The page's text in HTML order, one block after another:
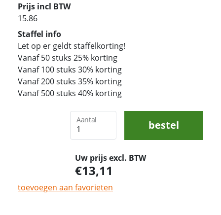
Prijs incl BTW
15.86
Staffel info
Let op er geldt staffelkorting!
Vanaf 50 stuks 25% korting
Vanaf 100 stuks 30% korting
Vanaf 200 stuks 35% korting
Vanaf 500 stuks 40% korting
Aantal bestel
Uw prijs excl. BTW
13,11
toevoegen aan favorieten